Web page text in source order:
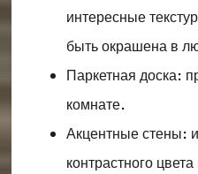
интересные
быть окрашена в
Паркетная доска:
комнате.
Акцентные стены:
контрастного